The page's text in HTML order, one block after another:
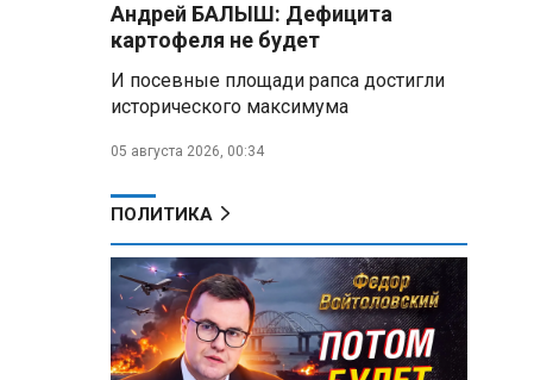
Андрей БАЛЫШ: Дефицита
картофеля не будет
И посевные площади рапса достигли
исторического максимума
05 августа 2026, 00:34
ПОЛИТИКА